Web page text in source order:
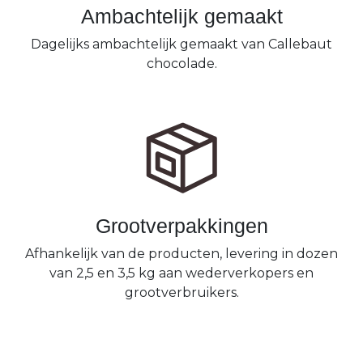
Ambachtelijk gemaakt
Dagelijks ambachtelijk gemaakt van Callebaut
chocolade.
Grootverpakkingen
Afhankelijk van de producten, levering in dozen
van 2,5 en 3,5 kg aan wederverkopers en
grootverbruikers.